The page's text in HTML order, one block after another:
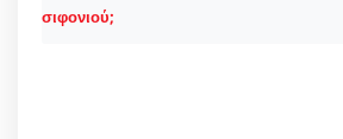
σιφονιού;